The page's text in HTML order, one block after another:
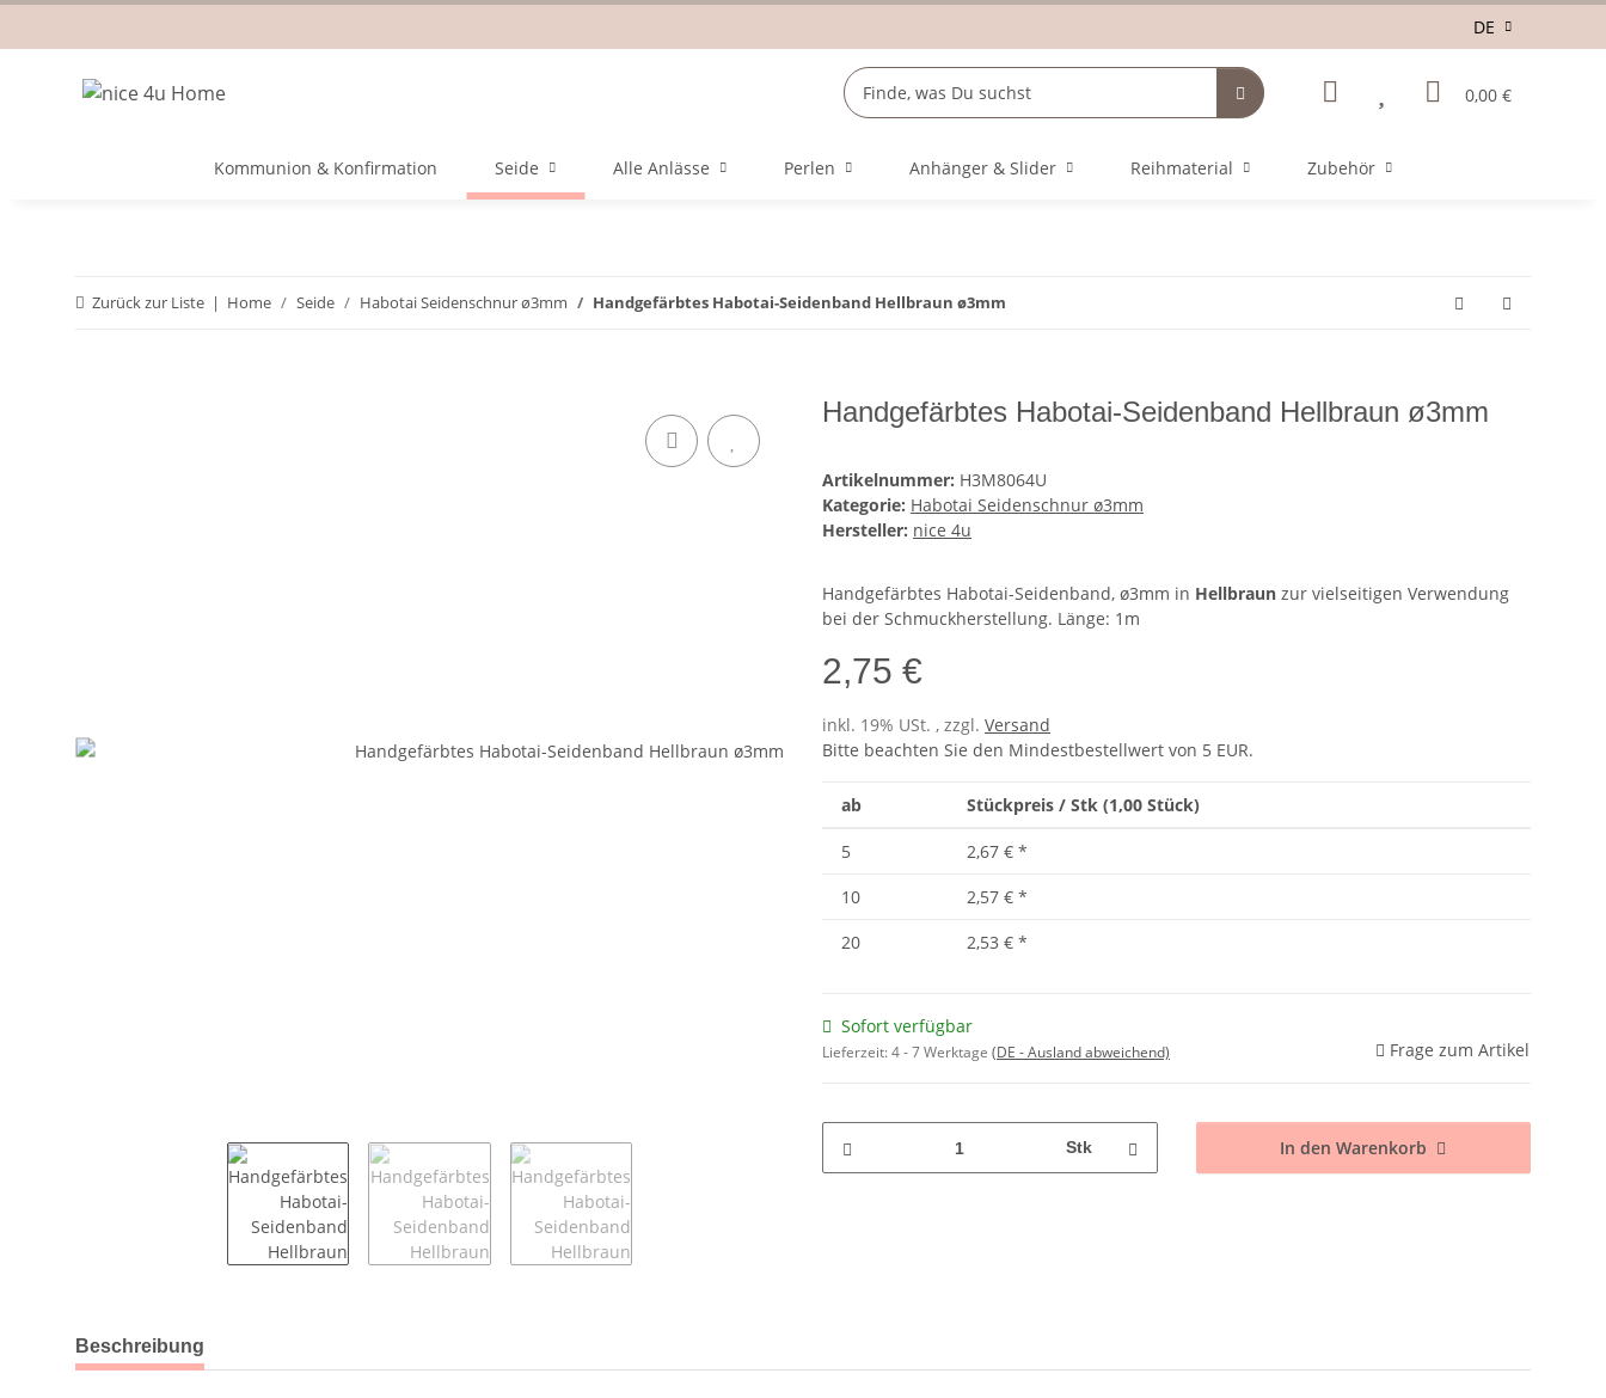
DE
0,00 €
Kommunion & Konfirmation Seide Alle Anlässe Perlen Anhänger & Slider Reihmaterial Zubehör
Zurück zur Liste Home Seide Habotai Seidenschnur ø3mm Handgefärbtes Habotai-Seidenband Hellbraun ø3mm
Handgefärbtes Habotai-Seidenband Hellbraun ø3mm
Artikelnummer: H3M8064U
Kategorie: Habotai Seidenschnur ø3mm
Hersteller: nice 4u
Handgefärbtes Habotai-Seidenband, ø3mm in Hellbraun zur vielseitigen Verwendung
bei der Schmuckherstellung. Länge: 1m
2,75 €
inkl. 19% USt. , zzgl. Versand
Bitte beachten Sie den Mindestbestellwert von 5 EUR.
ab Stückpreis / Stk (1,00 Stück)
5 2,67 € *
10
2,57 € *
20
2,53 € *
Sofort verfügbar
Lieferzeit:4 - 7 Werktage (DE - Ausland abweichend) Frage zum Artikel
Stk In den Warenkorb
weitere Registerkarten anzeigen
Beschreibung